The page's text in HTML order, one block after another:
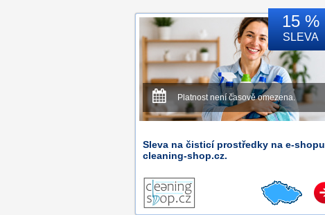
15 %
SLEVA
Platnost není časově omezena.
Sleva na čisticí prostředky na e-shopu
cleaning-shop.cz.